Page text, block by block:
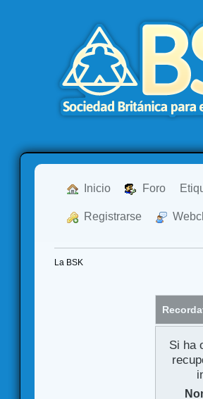
Inicio Foro
Registrarse
La BSK
Si ha